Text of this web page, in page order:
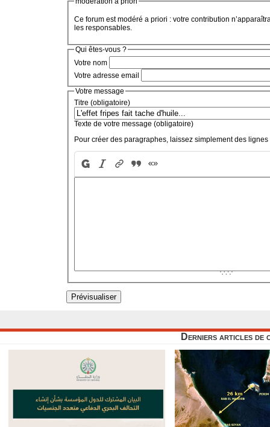
Ce forum est modéré a priori : votre contribution
les responsables.
Qui êtes-vous ?
Votre nom
Votre adresse email
Votre message
Titre (obligatoire)
Texte de votre message (obligatoire)
Pour créer des paragraphes, laissez simplement des lignes
Derniers articles de